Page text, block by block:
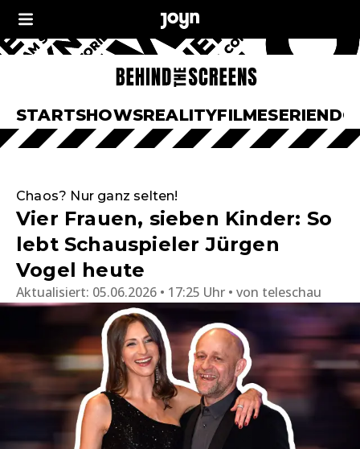
STARTSHOWSREALITYFILMESERIEN
Chaos? Nur ganz selten!
Vier Frauen, sieben Kinder: So
lebt Schauspieler Jürgen
Vogel heute
Aktualisiert: 05.06.2026 • 17:25 Uhr von teleschau